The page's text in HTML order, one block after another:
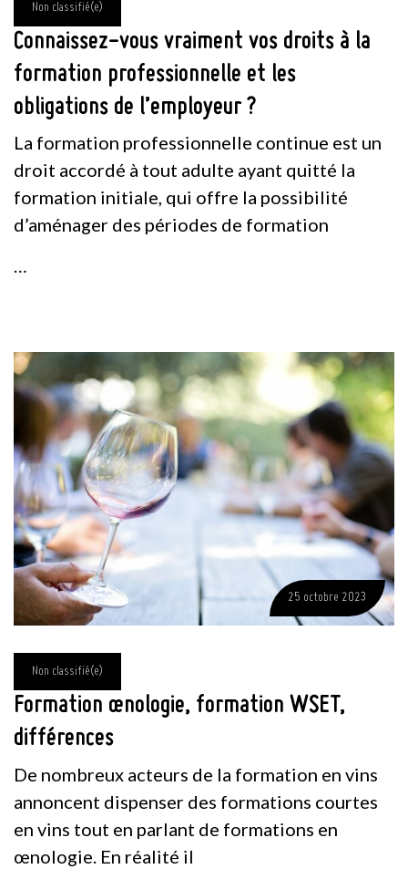
Non classifié(e)
Connaissez-vous vraiment vos droits à la
formation professionnelle et les
obligations de l’employeur ?
La formation professionnelle continue est un
droit accordé à tout adulte ayant quitté la
formation initiale, qui offre la possibilité
d’aménager des périodes de formation
…
Non classifié(e)
25 octobre 2023
Formation œnologie, formation WSET,
différences
De nombreux acteurs de la formation en vins
annoncent dispenser des formations courtes
en vins tout en parlant de formations en
œnologie. En réalité il